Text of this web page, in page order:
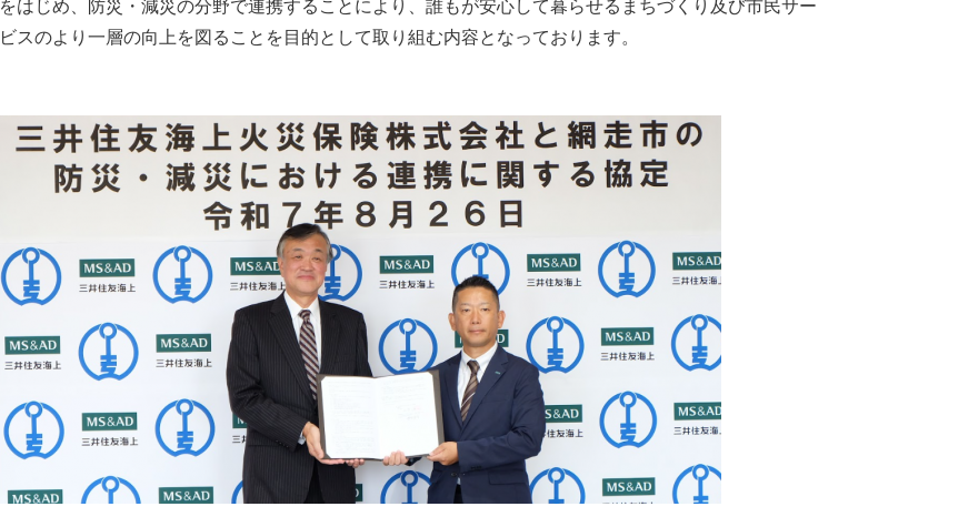
をはじめ、防災・減災の分野で連携することにより、誰もが安心して暮らせるまちづくり及び市民サー
ビスのより一層の向上を図ることを目的として取り組む内容となっております。